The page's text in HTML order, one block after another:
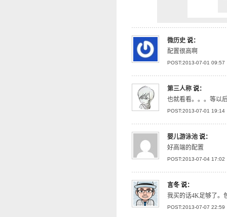
微历史 说：
配置很高啊
POST:2013-07-01 09:57
第三人称 说：
也就看看。。。等以
POST:2013-07-01 19:14
婴儿游泳池 说：
好高端的配置
POST:2013-07-04 17:02
言冬 说：
我买的话4K足够了。
POST:2013-07-07 22:59